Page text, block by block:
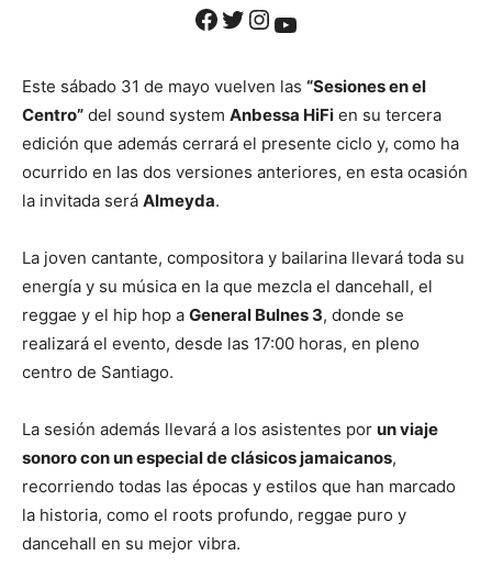
Facebook Twitter Instagram YouTube
Este sábado 31 de mayo vuelven las “Sesiones en el
Centro” del sound system Anbessa HiFi en su tercera
edición que además cerrará el presente ciclo y, como ha
ocurrido en las dos versiones anteriores, en esta ocasión
la invitada será Almeyda.
La joven cantante, compositora y bailarina llevará toda su
energía y su música en la que mezcla el dancehall, el
reggae y el hip hop a General Bulnes 3, donde se
realizará el evento, desde las 17:00 horas, en pleno
centro de Santiago.
La sesión además llevará a los asistentes por un viaje
sonoro con un especial de clásicos jamaicanos,
recorriendo todas las épocas y estilos que han marcado
la historia, como el roots profundo, reggae puro y
dancehall en su mejor vibra.